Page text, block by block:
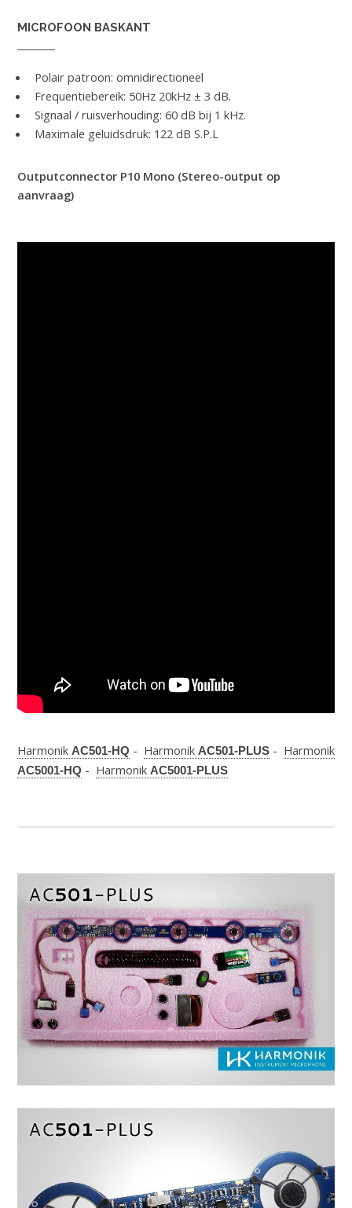
MICROFOON BASKANT
Polair patroon: omnidirectioneel
Frequentiebereik: 50Hz 20kHz ± 3 dB.
Signaal / ruisverhouding: 60 dB bij 1 kHz.
Maximale geluidsdruk: 122 dB S.P.L
Outputconnector P10 Mono (Stereo-output op
aanvraag)
Harmonik AC501-HQ - Harmonik AC501-PLUS - Harmonik
AC5001-HQ - Harmonik AC5001-PLUS